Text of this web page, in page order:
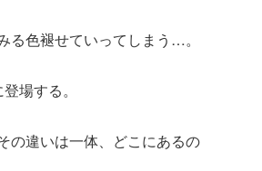
る色褪せていってしまう…。
場する。
の違いは一体、どこにあるの